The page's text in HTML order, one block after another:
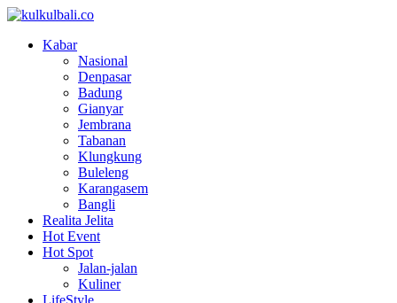
Kabar
Nasional
Denpasar
Badung
Gianyar
Jembrana
Tabanan
Klungkung
Buleleng
Karangasem
Bangli
Realita Jelita
Hot Event
Hot Spot
Jalan-jalan
Kuliner
LifeStyle